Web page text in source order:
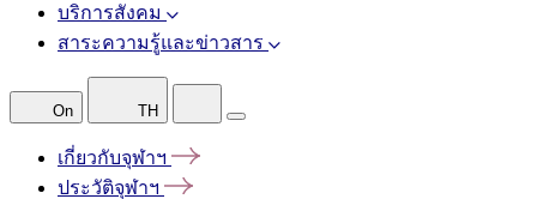
บริการสังคม
สาระความรู้และข่าวสาร
On TH
เกี่ยวกับจุฬาฯ
ประวัติจุฬาฯ